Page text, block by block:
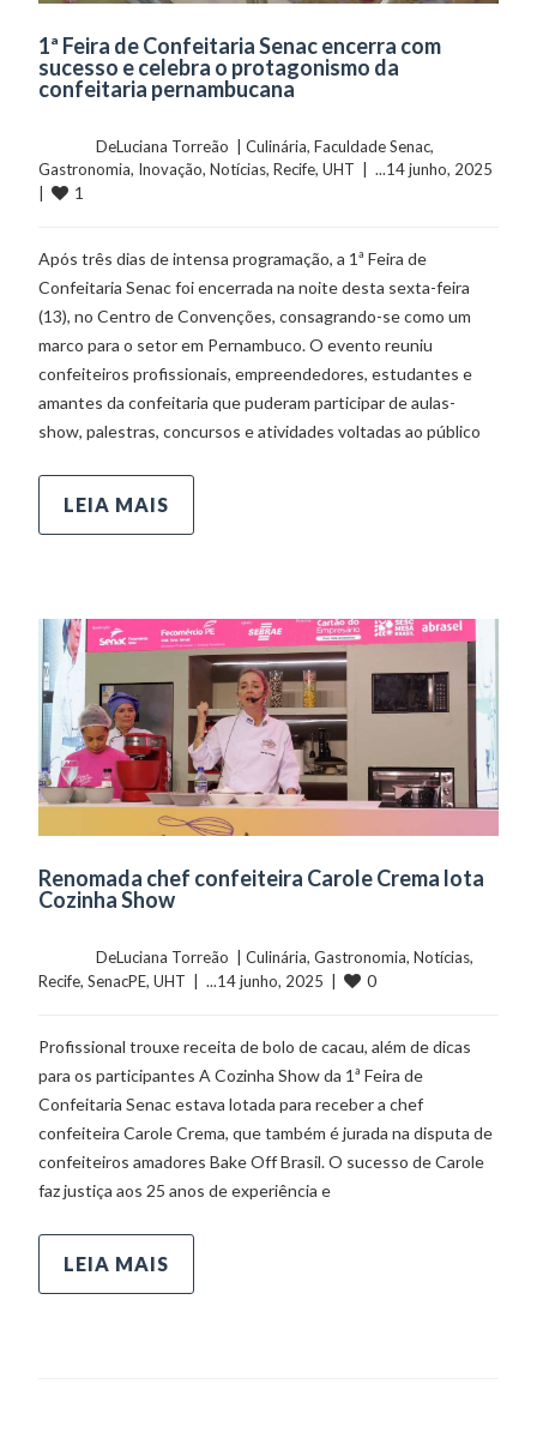
1ª Feira de Confeitaria Senac encerra com
sucesso e celebra o protagonismo da
confeitaria pernambucana
	    	DeLuciana Torreão  |
Culinária, Faculdade Senac
Gastronomia, Inovação, Notícias, Recife, UHT
  |  ...14 junho, 2025
|
1
Após três dias de intensa programação, a 1ª Feira de
Confeitaria Senac foi encerrada na noite desta sexta-feira
(13), no Centro de Convenções, consagrando-se como um
marco para o setor em Pernambuco. O evento reuniu
confeiteiros profissionais, empreendedores, estudantes e
amantes da confeitaria que puderam participar de aulas-
show, palestras, concursos e atividades voltadas ao público
LEIA MAIS
Renomada chef confeiteira Carole Crema lota
Cozinha Show
	    	DeLuciana Torreão  |
Culinária, Gastronomia, Notícias
Recife, SenacPE, UHT
  |  ...14 junho, 2025  |
0
Profissional trouxe receita de bolo de cacau, além de dicas
para os participantes A Cozinha Show da 1ª Feira de
Confeitaria Senac estava lotada para receber a chef
confeiteira Carole Crema, que também é jurada na disputa de
confeiteiros amadores Bake Off Brasil. O sucesso de Carole
faz justiça aos 25 anos de experiência e
LEIA MAIS